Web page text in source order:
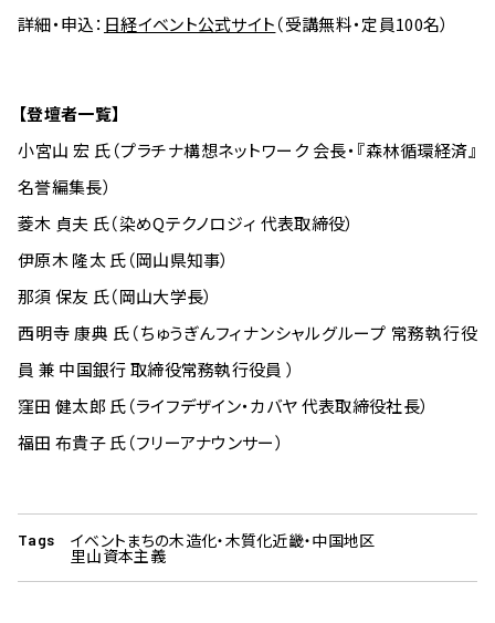
詳細・申込： 日経イベント公式サイト（受講無料・定員100名）
【登壇者一覧】
小宮山 宏 氏（プラチナ構想ネットワーク 会長・『森林循環経済』
名誉編集長）
菱木 貞夫 氏（染めQテクノロジィ 代表取締役）
伊原木 隆太 氏（岡山県知事）
那須 保友 氏（岡山大学長）
西明寺 康典 氏（ちゅうぎんフィナンシャルグループ 常務執行役
員 兼 中国銀行 取締役常務執行役員 ）
窪田 健太郎 氏（ライフデザイン・カバヤ 代表取締役社長）
福田 布貴子 氏（フリーアナウンサー）
Tags イベントまちの木造化・木質化近畿・中国地区
里山資本主義